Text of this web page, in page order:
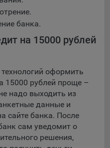
Mobile Ads, ADFOX) -
6005 Luzern, Switzerland.
рекламы,
Google Ireland Ltd, Gordon
Ireland.
изменения
умолчанию
банка.
на 15000 рублей
оформить
15000 рублей проще –
надо выходить из
данные и
сайте банка. После
сам уведомит о
решения,